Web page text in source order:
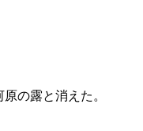
の露と消えた。